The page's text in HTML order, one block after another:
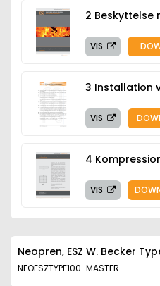
2 Beskyttelse
VIS
3 Installation
VIS
4
VIS
Neopren, ESZ W. Becker
NEOESZTYPE100-MASTER